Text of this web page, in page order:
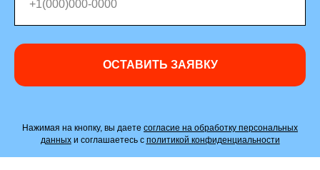
ОСТАВИТЬ ЗАЯВКУ
Нажимая на кнопку, вы даете согласие на обработку персональных
данныхи соглашаетесь c политикой конфиденциальности